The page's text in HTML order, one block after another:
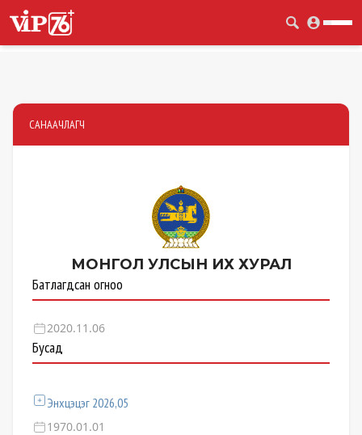
САНААЧЛАГЧ
МОНГОЛ УЛСЫН ИХ ХУРАЛ
Батлагдсан огноо
2020.11.06
Бусад
Энхцэцэг 2026,05
1970.01.01